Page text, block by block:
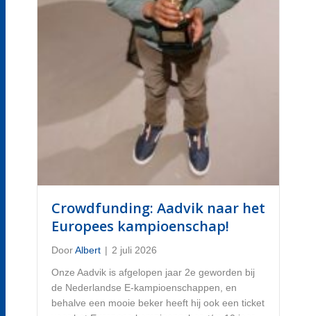
Crowdfunding: Aadvik naar het
Europees kampioenschap!
DoorAlbert | 2 juli 2026
Onze Aadvik is afgelopen jaar 2e geworden bij
de Nederlandse E-kampioenschappen, en
behalve een mooie beker heeft hij ook een ticket